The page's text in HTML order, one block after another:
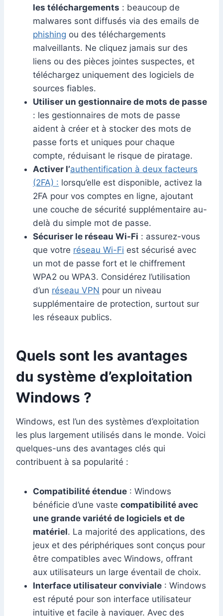
les téléchargements : beaucoup de
malwares sont diffusés via des emails de
phishing ou des téléchargements
malveillants. Ne cliquez jamais sur des
liens ou des pièces jointes suspectes, et
téléchargez uniquement des logiciels de
sources fiables.
Utiliser un gestionnaire de mots de passe
: les gestionnaires de mots de passe
aident à créer et à stocker des mots de
passe forts et uniques pour chaque
compte, réduisant le risque de piratage.
Activer l’authentification à deux facteurs
(2FA) : lorsqu’elle est disponible, activez la
2FA pour vos comptes en ligne, ajoutant
une couche de sécurité supplémentaire au-
delà du simple mot de passe.
Sécuriser le réseau Wi-Fi : assurez-vous
que votre réseau Wi-Fi est sécurisé avec
un mot de passe fort et le chiffrement
WPA2 ou WPA3. Considérez l’utilisation
d’un réseau VPN pour un niveau
supplémentaire de protection, surtout sur
les réseaux publics.
Quels sont les avantages
du système d’exploitation
Windows ?
Windows, est l’un des systèmes d’exploitation
les plus largement utilisés dans le monde. Voici
quelques-uns des avantages clés qui
contribuent à sa popularité :
Compatibilité étendue : Windows
bénéficie d’une vaste compatibilité avec
une grande variété de logiciels et de
matériel. La majorité des applications, des
jeux et des périphériques sont conçus pour
être compatibles avec Windows, offrant
aux utilisateurs un large éventail de choix.
Interface utilisateur conviviale : Windows
est réputé pour son interface utilisateur
intuitive et facile à naviguer. Avec des